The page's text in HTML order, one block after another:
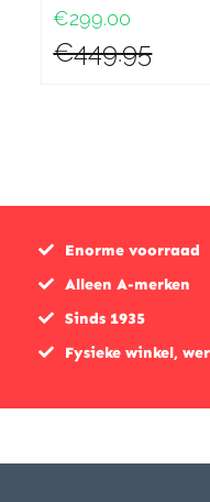
€299.00
€449.95
Enorme voorraad
Alleen A-merken
Sinds 1935
Fysieke winkel,